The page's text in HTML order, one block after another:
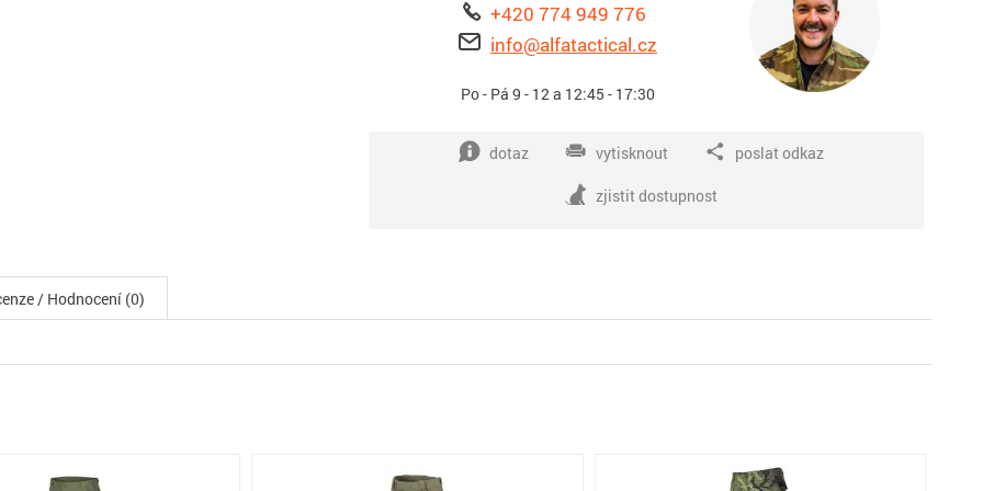
+420 774 949 776
info@alfatactical.cz
Po - Pá 9 - 12 a 12:45 - 17:30
dotaz vytisknout poslat odkaz
zjistit dostupnost
/ Hodnocení (0)